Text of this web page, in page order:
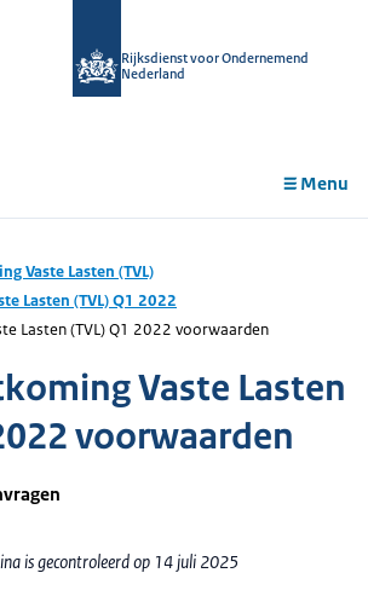
Rijksdienst voor Ondernemend
Nederland
Menu
Vaste Lasten (TVL)
Lasten (TVL) Q1 2022
Lasten (TVL) Q1 2022 voorwaarden
Vaste Lasten
voorwaarden
is gecontroleerd op 14 juli 2025